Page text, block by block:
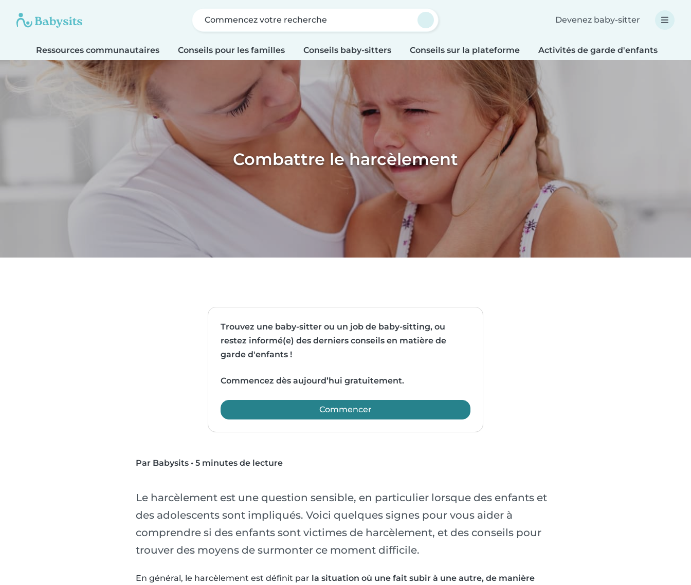
Commencez votre recherche Devenez baby-sitter
Ressources communautaires Conseils pour les familles Conseils baby-sitters Conseils sur la plateforme Activités de garde d'enfants
Combattre le harcèlement
Trouvez une baby-sitter ou un job de baby-sitting, ou
restez informé(e) des derniers conseils en matière de
garde d'enfants !
Commencez dès aujourd’hui gratuitement.
Commencer
Par Babysits • 5 minutes de lecture
Le harcèlement est une question sensible, en particulier lorsque des enfants et
des adolescents sont impliqués. Voici quelques signes pour vous aider à
comprendre si des enfants sont victimes de harcèlement, et des conseils pour
trouver des moyens de surmonter ce moment difficile.
En général, le harcèlement est définit par la situation où une fait subir à une autre, de manière